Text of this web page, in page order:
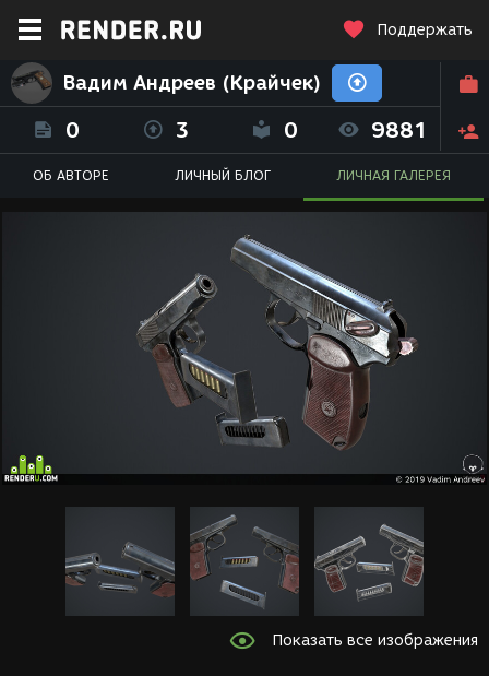
Поддержать
Вадим Андреев (Крайчек)
0 3 0 9881
ОБ АВТОРЕ ЛИЧНЫЙ БЛОГ ЛИЧНАЯ ГАЛЕРЕЯ
Показать все изображения